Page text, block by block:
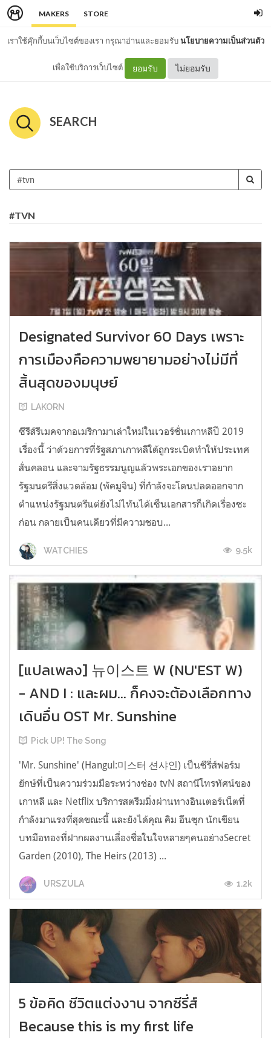
MAKERS STORE
เราใช้คุ๊กกี้บนเว็บไซต์ของเรา กรุณาอ่านและยอมรับนโยบายความเป็นส่วนตัว
เพื่อใช้บริการเว็บไซต์ ยอมรับ ไม่ยอมรับ
SEARCH
#TVN
Designated Survivor 60 Days เพราะ
การเมืองคือความพยายามอย่างไม่มีที่
สิ้นสุดของมนุษย์
LAKORN
ซีรีส์รีเมคจากอเมริกามาเล่าใหม่ในเวอร์ชั่นเกาหลีปี 2019
เรื่องนี้ ว่าด้วยการที่รัฐสภาเกาหลีใต้ถูกระเบิดทำให้ประเทศ
สั่นคลอน และจามรัฐธรรมนูญแล้วพระเอกของเราอยาก
รัฐมนตรีสิ่งแวดล้อม (พัคมูจิน) ที่กำลังจะโดนปลดออกจาก
ตำแหน่งรัฐมนตรีแต่ยังไม่ไทันได้เซ็นเอกสารก็เกิดเรื่องซะ
ก่อน กลายเป็นคนเดียวที่มีความชอบ...
WATCHIES 9.5k
[แปลเพลง] 뉴이스트 W (NU'EST W)
- AND I : และผม... ก็คงจะต้องเลือกทาง
เดินอื่น OST Mr. Sunshine
Pick UP! The Song
'Mr. Sunshine' (Hangul:미스터 션샤인) เป็นซีรี่ส์ฟอร์ม
ยักษ์ที่เป็นความร่วมมือระหว่างช่อง tvN สถานีโทรทัศน์ของ
เกาหลี และ Netflix บริการสตรีมมิ่งผ่านทางอินเตอร์เน็ตที่
กำลังมาแรงที่สุดขณะนี้ และยังได้คุณ คิม อึนซุก นักเขียน
บทมือทองที่ฝากผลงานเลื่องชื่อในใจหลายๆคนอย่างSecret
Garden (2010), The Heirs (2013) ...
URSZULA 1.2k
5 ข้อคิด ชีวิตแต่งงาน จากซีรี่ส์
Because this is my first life